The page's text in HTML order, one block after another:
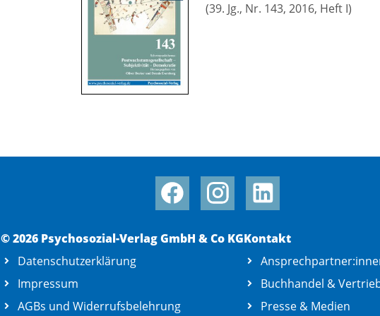
(39. Jg., Nr. 143, 2016, Heft I)
© 2026 Psychosozial-Verlag GmbH & Co KG
Datenschutzerklärung
Impressum
AGBs und Widerrufsbelehrung
Kontakt
Buchhandel &
Presse & Medien